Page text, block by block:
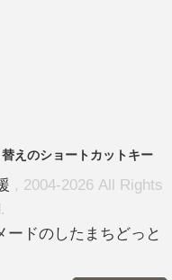
えのショートカットキー
, 2004-2026 All Rights